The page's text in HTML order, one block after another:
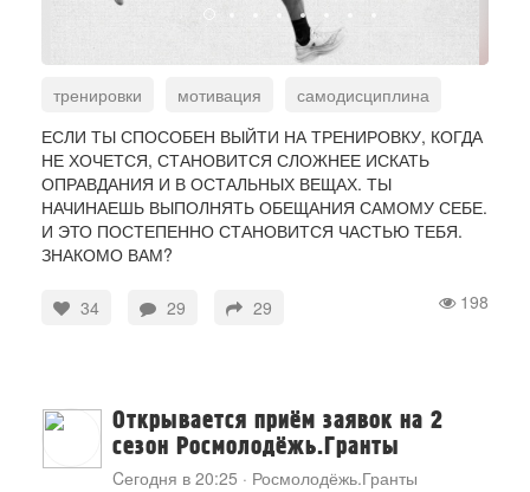
тренировки мотивация
самодисциплина
ЕСЛИ ТЫ СПОСОБЕН ВЫЙТИ НА ТРЕНИРОВКУ, КОГДА
НЕ ХОЧЕТСЯ, СТАНОВИТСЯ СЛОЖНЕЕ ИСКАТЬ
ОПРАВДАНИЯ И В ОСТАЛЬНЫХ ВЕЩАХ. ТЫ
НАЧИНАЕШЬ ВЫПОЛНЯТЬ ОБЕЩАНИЯ САМОМУ СЕБЕ.
И ЭТО ПОСТЕПЕННО СТАНОВИТСЯ ЧАСТЬЮ ТЕБЯ.
ЗНАКОМО ВАМ?
198
34 29 29
Открывается приём заявок на 2
сезон Росмолодёжь.Гранты
Cегодня в 20:25 · Росмолодёжь.Гранты